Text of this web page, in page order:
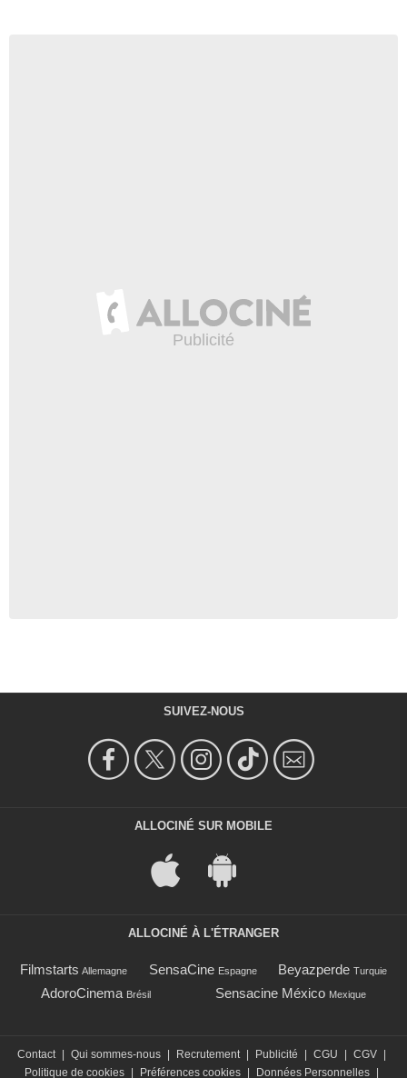
SUIVEZ-NOUS
ALLOCINÉ SUR MOBILE
ALLOCINÉ À L'ÉTRANGER
Filmstarts Allemagne SensaCine Espagne Beyazperde Turquie
AdoroCinema Brésil Sensacine México Mexique
Contact Qui sommes-nous Recrutement Publicité CGU CGV
Politique de cookies
Préférences cookies Données Personnelles